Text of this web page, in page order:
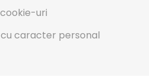
uri
caracter personal